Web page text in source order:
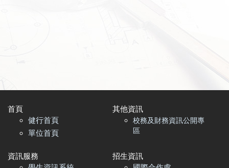
首頁​
健行首頁
單位首頁
其他資訊
校務及財務資訊公開專
區
資訊服務
招生資訊